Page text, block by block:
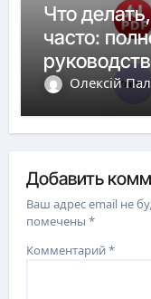
Что
часто:
Олексій
Добавить
Ваш адрес email не
помечены*
Комментарий*